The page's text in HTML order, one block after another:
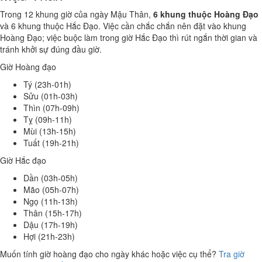
Trong 12 khung giờ của ngày Mậu Thân, 6 khung thuộc Hoàng Đạo
và 6 khung thuộc Hắc Đạo. Việc cần chắc chắn nên đặt vào khung
Hoàng Đạo; việc buộc làm trong giờ Hắc Đạo thì rút ngắn thời gian và
tránh khởi sự đúng đầu giờ.
Giờ Hoàng đạo
Tý (23h-01h)
Sửu (01h-03h)
Thìn (07h-09h)
Tỵ (09h-11h)
Mùi (13h-15h)
Tuất (19h-21h)
Giờ Hắc đạo
Dần (03h-05h)
Mão (05h-07h)
Ngọ (11h-13h)
Thân (15h-17h)
Dậu (17h-19h)
Hợi (21h-23h)
Muốn tính giờ hoàng đạo cho ngày khác hoặc việc cụ thể? Tra giờ